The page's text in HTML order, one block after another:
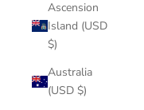
Ascension
Island (USD
$)
Australia
(USD $)